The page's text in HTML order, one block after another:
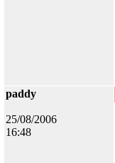
paddy
25/08/2006
16:48